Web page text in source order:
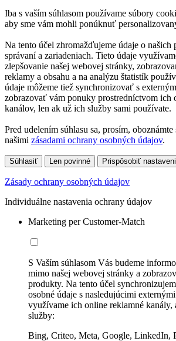
Iba s vaším súhlasom používame súbory
aby sme vám mohli ponúknuť
Na tento účel zhromažďujeme údaje o
správaní a zariadeniach. Tieto údaje
zlepšovanie našej webovej stránky,
reklamy a obsahu a na analýzu štatistík
údaje môžeme tiež synchronizovať s
zobrazovať vám ponuky prostredníctvom ich
kanálov, len ak už ich služby sami používate.
Pred udelením súhlasu sa, prosím, oboznámte
našimi zásadami ochrany osobných údajov.
Súhlasiť Len povinné Prispôsobiť
Zásady ochrany osobných údajov
Individuálne nastavenia ochrany údajov
Marketing per Customer-Match
S Vaším súhlasom Vás budeme
mimo našej webovej stránky a
produkty. Na tento účel
osobné údaje s nasledujúcimi
využívame ich online reklamné kanály,
služby:
Bing, Criteo, Meta, Google, LinkedIn,